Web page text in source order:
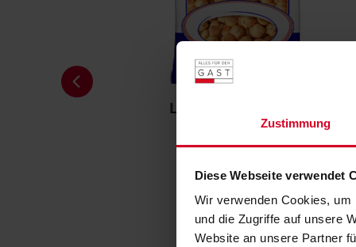
Zustimmung
Diese Webseite verwendet
Wir verwenden Cookies,
und die Zugriffe auf unsere
Website an unsere Partner
LEIMER Eierschöberl